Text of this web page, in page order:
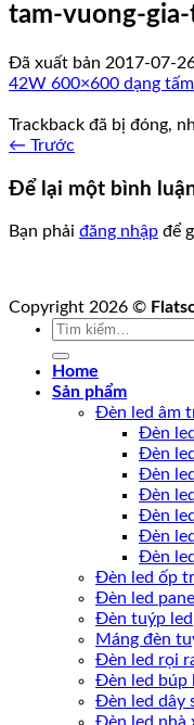
tam-vuong-
Đã xuất bản 2017-07-
42W 600×600 dạng
Trackback đã bị đóng,
← Trước
Để lại một bình
Bạn phải đăng nhập để
Copyright 2026 ©
Tìm
Home
Sản phẩm
Đèn led âm
Đèn
Đèn
Đèn
Đèn
Đèn
Đèn
Đèn
Đèn led ốp
Đèn led panel
Đèn tuýp led
Máng đèn
Đèn led rọi
Đèn led búp
Đèn led dây